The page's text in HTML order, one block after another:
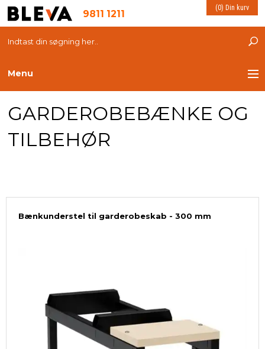
9811 1211 (0) Din kurv
Menu
TRANSPORT
PLASTKASSER
INDRETNING
GARDEROBEBÆNKE OG
TILBEHØR
Bænkunderstel til garderobeskab - 300 mm